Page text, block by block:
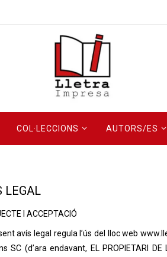
COL·LECCIONS AUTORS/ES
LEGAL
I ACCEPTACIÓ
avís legal regula l’ús del lloc web
SC (d’ara endavant, EL PROPIETARI